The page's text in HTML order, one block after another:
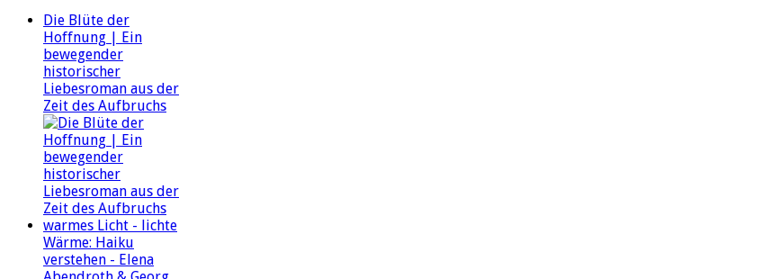
Die Blüte der
Hoffnung | Ein
bewegender
historischer
Liebesroman aus der
Zeit des Aufbruchs
warmes Licht - lichte
Wärme: Haiku
verstehen - Elena